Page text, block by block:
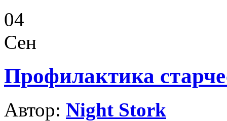
04
Сен
Профилактика
Автор: Night Stork